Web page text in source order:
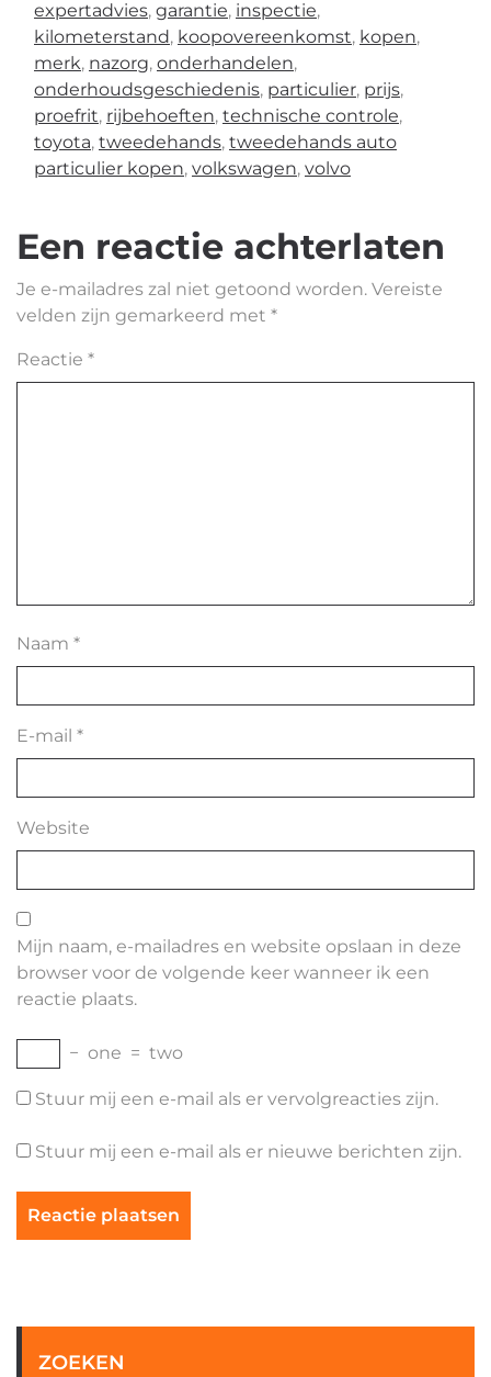
expertadvies, garantie, inspectie,
kilometerstand, koopovereenkomst, kopen,
merk, nazorg, onderhandelen,
onderhoudsgeschiedenis, particulier, prijs,
proefrit, rijbehoeften, technische controle,
toyota, tweedehands, tweedehands auto
particulier kopen, volkswagen, volvo
Een reactie achterlaten
Je e-mailadres zal niet getoond worden. Vereiste
velden zijn gemarkeerd met *
Reactie *
Naam *
E-mail *
Website
Mijn naam, e-mailadres en website opslaan in deze
browser voor de volgende keer wanneer ik een
reactie plaats.
− one = two
Stuur mij een e-mail als er vervolgreacties zijn.
Stuur mij een e-mail als er nieuwe berichten zijn.
ZOEKEN